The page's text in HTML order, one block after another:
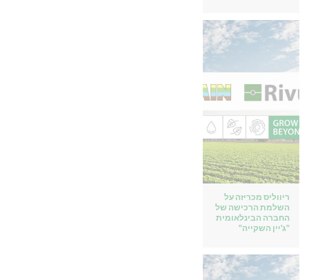
ריווליס מכריזה על
השלמת הרכישה של
החברה הבינלאומית
"ג'יין השקייה"